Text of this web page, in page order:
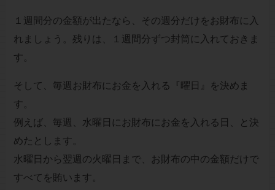
１週間分の金額が出たなら、その週分だけをお財布に入
れましょう。残りは、１週間分ずつ封筒に入れておきま
す。
そして、毎週お財布にお金を入れる『曜日』を決めま
す。
例えば、毎週、水曜日にお財布にお金を入れる日、と決
めたとします。
水曜日から翌週の火曜日まで、お財布の中の金額だけで
すべてを賄います。